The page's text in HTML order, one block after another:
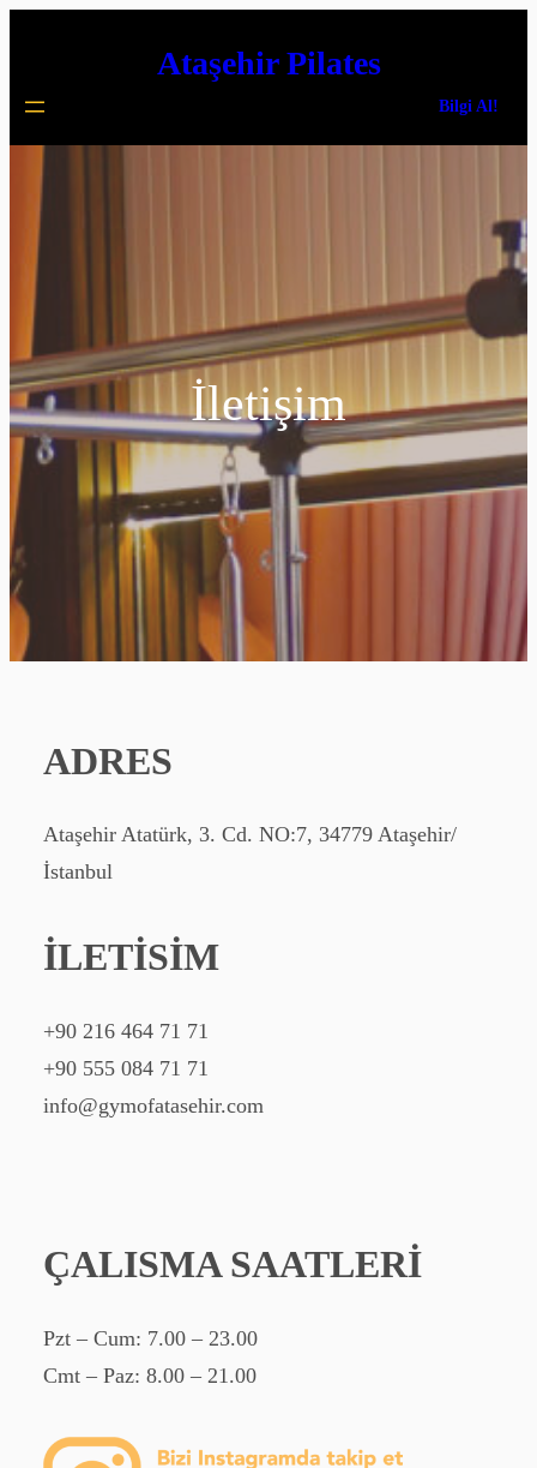
Ataşehir Pilates
Bilgi Al!
İletişim
ADRES
Ataşehir Atatürk, 3. Cd. NO:7, 34779 Ataşehir/
İstanbul
İLETİSİM
+90 216 464 71 71
+90 555 084 71 71
info@gymofatasehir.com
ÇALISMA SAATLERİ
Pzt – Cum: 7.00 – 23.00
Cmt – Paz: 8.00 – 21.00